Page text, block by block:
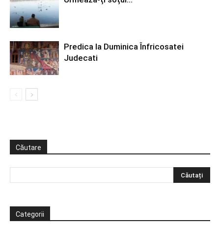
Predica la Duminica Înfricosatei
Judecati
Căutare
Categorii